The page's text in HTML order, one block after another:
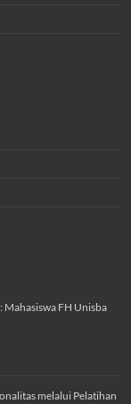
Mahasiswa FH Unisba
melalui Pelatihan